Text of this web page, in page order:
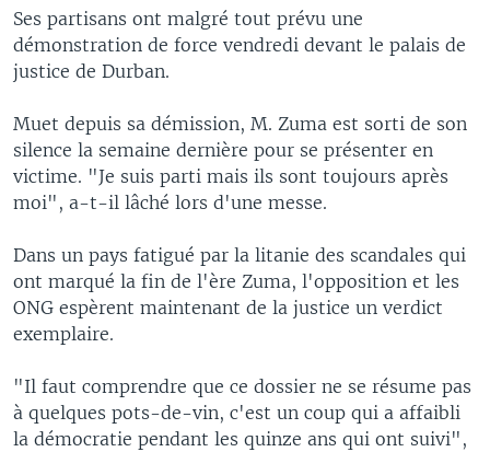
Ses partisans ont malgré tout prévu une
démonstration de force vendredi devant le palais de
justice de Durban.
Muet depuis sa démission, M. Zuma est sorti de son
silence la semaine dernière pour se présenter en
victime. "Je suis parti mais ils sont toujours après
moi", a-t-il lâché lors d'une messe.
Dans un pays fatigué par la litanie des scandales qui
ont marqué la fin de l'ère Zuma, l'opposition et les
ONG espèrent maintenant de la justice un verdict
exemplaire.
"Il faut comprendre que ce dossier ne se résume pas
à quelques pots-de-vin, c'est un coup qui a affaibli
la démocratie pendant les quinze ans qui ont suivi",